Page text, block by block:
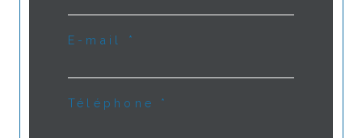
E-mail *
Téléphone *